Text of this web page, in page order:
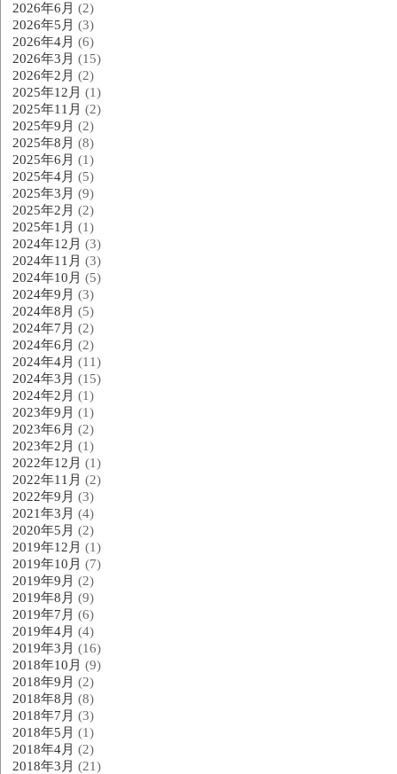
2026年6月 (2)
2026年5月 (3)
2026年4月 (6)
2026年3月 (15)
2026年2月 (2)
2025年12月 (1)
2025年11月 (2)
2025年9月 (2)
2025年8月 (8)
2025年6月 (1)
2025年4月 (5)
2025年3月 (9)
2025年2月 (2)
2025年1月 (1)
2024年12月 (3)
2024年11月 (3)
2024年10月 (5)
2024年9月 (3)
2024年8月 (5)
2024年7月 (2)
2024年6月 (2)
2024年4月 (11)
2024年3月 (15)
2024年2月 (1)
2023年9月 (1)
2023年6月 (2)
2023年2月 (1)
2022年12月 (1)
2022年11月 (2)
2022年9月 (3)
2021年3月 (4)
2020年5月 (2)
2019年12月 (1)
2019年10月 (7)
2019年9月 (2)
2019年8月 (9)
2019年7月 (6)
2019年4月 (4)
2019年3月 (16)
2018年10月 (9)
2018年9月 (2)
2018年8月 (8)
2018年7月 (3)
2018年5月 (1)
2018年4月 (2)
2018年3月 (21)